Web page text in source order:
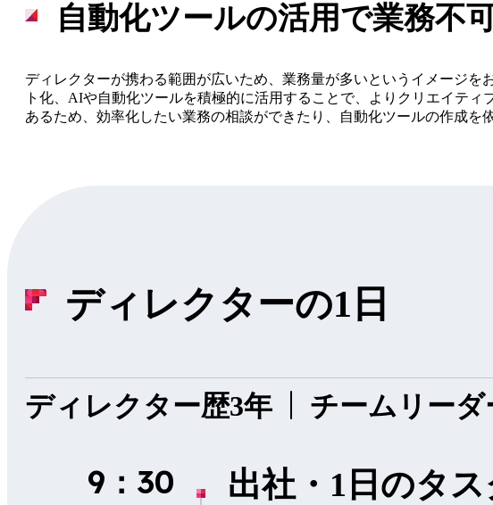
自動化ツールの活用で業務不
ディレクターが携わる範囲が広いため、業務量が多いというイメージ
ト化、AIや自動化ツールを積極的に活用することで、よりクリエイテ
あるため、効率化したい業務の相談ができたり、自動化ツールの作成を
ディレクターの1日
ディレクター歴3年 チームリー
9：30 出社・1日のタ